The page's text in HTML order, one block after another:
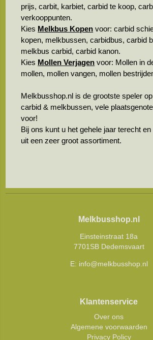
prijs, carbit, karbiet, carbid te koop,
verkooppunten.
Kies Melkbus Kopen voor: carbid
kopen, melkbussen, carbidbus, carbid
melkbus carbid, carbid kanon.
Kies Mollen Verjagen voor: Mollen in
mollen, mollen vangen, mollen
Melkbusshop.nl is de grootste speler
carbid & melkbussen, vele
voor!
Bij ons kunt u het gehele jaar terecht
uit een zeer groot assortiment.
Melkbusshop.nl
Einsteinstraat 18a
7701SB Dedemsvaart
E: info@melkbusshop.nl
Klantenservice
Over ons
Algemene voorwaarden
Privacy Policy